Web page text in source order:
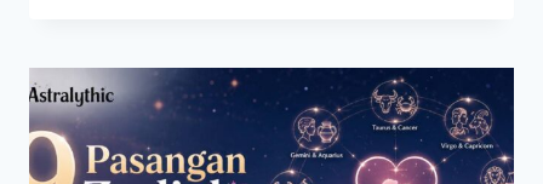
DIPREDIKSI
MENJADI
ZODIAK
PALING
BERUNTUNG